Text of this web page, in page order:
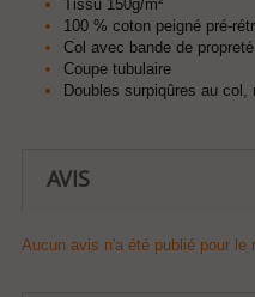
Tissu 150g/m²
100 % coton peigné pré-
Col avec bande de propreté
Coupe tubulaire
Doubles surpiqûres au
AVIS
Aucun avis n'a été publié pour le